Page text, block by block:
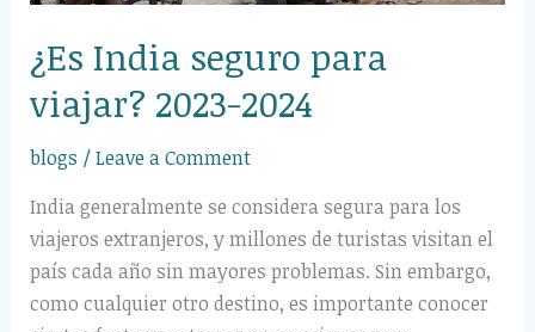
¿Es India seguro para
viajar? 2023-2024
blogs /Leave a Comment
India generalmente se considera segura para los
viajeros extranjeros, y millones de turistas visitan el
país cada año sin mayores problemas. Sin embargo,
como cualquier otro destino, es importante conocer